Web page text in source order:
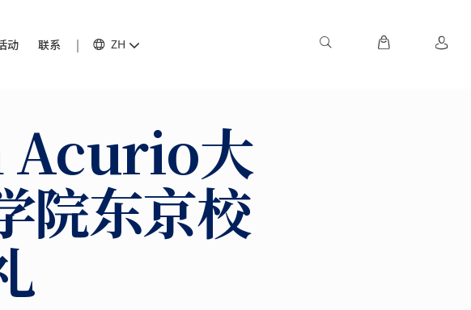
动 联系 ZH
Acurio大
院东京校